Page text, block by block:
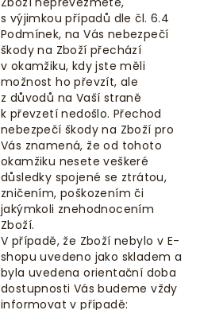
s výjimkou případů dle čl. 6.4
Podmínek, na Vás nebezpečí
škody na Zboží přechází
v okamžiku, kdy jste měli
možnost ho převzít, ale
z důvodů na Vaší straně
k převzetí nedošlo. Přechod
nebezpečí škody na Zboží pro
Vás znamená, že od tohoto
okamžiku nesete veškeré
důsledky spojené se ztrátou,
zničením, poškozením či
jakýmkoli znehodnocením
Zboží.
V případě, že Zboží nebylo v E-
shopu uvedeno jako skladem a
byla uvedena orientační doba
dostupnosti Vás budeme vždy
informovat v případě: